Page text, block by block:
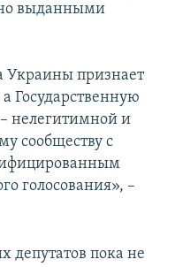
выданными
Украины признает
Государственную
нелегитимной и
сообществу с
голосования», –
депутатов пока не